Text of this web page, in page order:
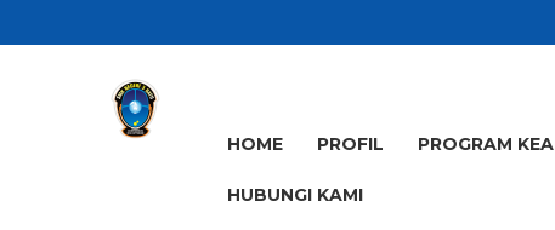
HOME PROFIL PROGRAM
HUBUNGI KAMI